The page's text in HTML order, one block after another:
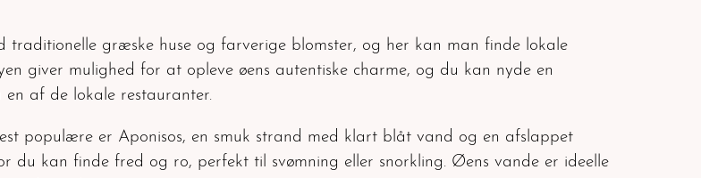
græske huse og farverige blomster, og her kan man finde lokale
giver mulighed for at opleve øens autentiske charme, og du kan nyde en
af de lokale restauranter.
populære er Aponisos, en smuk strand med klart blåt vand og en afslappet
du kan finde fred og ro, perfekt til svømning eller snorkling. Øens vande er ideelle